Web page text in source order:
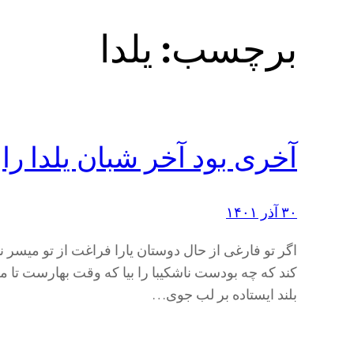
برچسب: یلدا
آخری بود آخر شبان یلدا را
۳۰ آذر ۱۴۰۱
اگر تو فارغی از حال دوستان یارا فراغت از تو
کند که چه بودست ناشکیبا را بیا که وقت بهارست تا
بلند ایستاده بر لب جوی…